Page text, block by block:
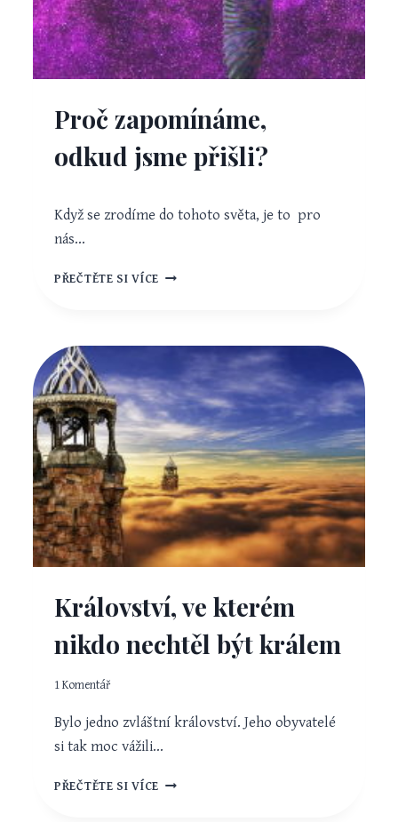
Proč zapomínáme,
odkud jsme přišli?
Když se zrodíme do tohoto světa, je to pro
nás…
PŘEČTĚTE SI VÍCE PROČ
PŘIŠLI?
Království, ve kterém
nikdo nechtěl být králem
1 Komentář
Bylo jedno zvláštní království. Jeho obyvatelé
si tak moc vážili…
PŘEČTĚTE SI VÍCE KRÁLOVSTVÍ,